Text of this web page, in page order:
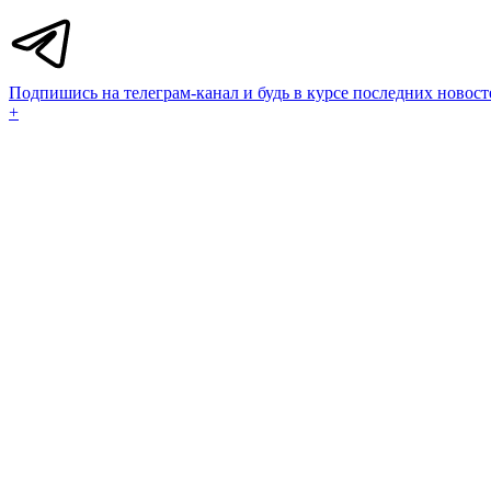
Подпишись на телеграм-канал и будь в курсе последних
+